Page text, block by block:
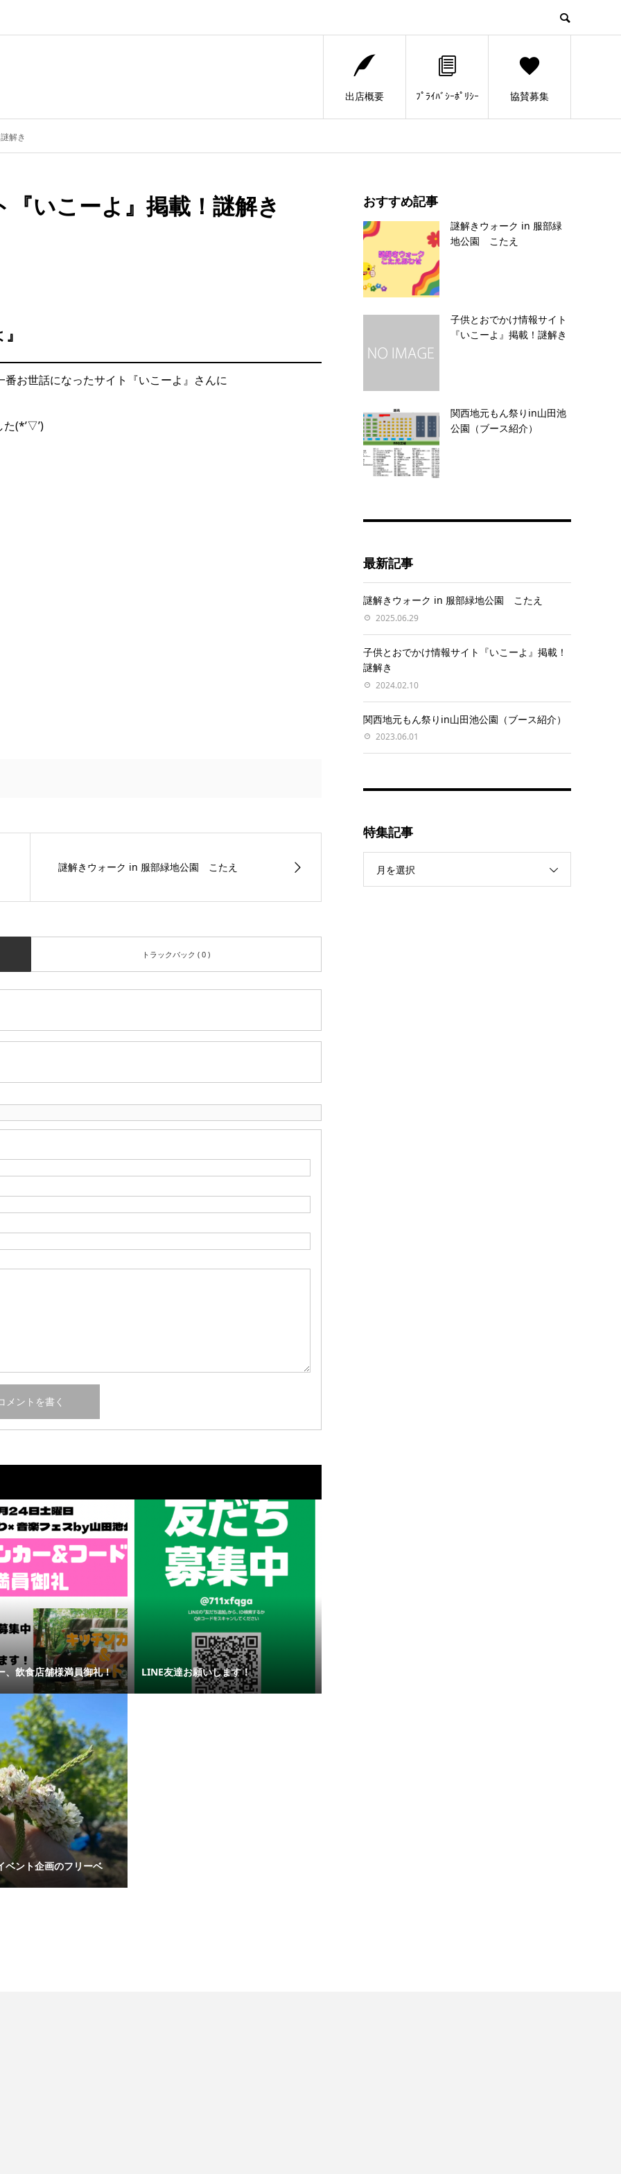
出店概要 ﾌﾟﾗｲﾊﾞｼｰﾎﾟﾘｼｰ 協賛募集
解き
いこーよ』掲載！謎解き
お世話になったサイト『いこーよ』さんに
(*’▽’)
謎解きウォーク in 服部緑地公園 こたえ
トラックバック ( 0 )
、飲食店舗様満員御礼！ LINE友達お願いします！
ベント企画のフリーベ
おすすめ記事
謎解きウォーク in 服部緑
地公園 こたえ
子供とおでかけ情報サイト
『いこーよ』掲載！謎解き
関西地元もん祭りin山田池
公園（ブース紹介）
最新記事
謎解きウォーク in 服部緑地公園 こたえ
2025.06.29
子供とおでかけ情報サイト『いこーよ』掲載！
謎解き
2024.02.10
関西地元もん祭りin山田池公園（ブース紹介）
2023.06.01
特集記事
月を選択